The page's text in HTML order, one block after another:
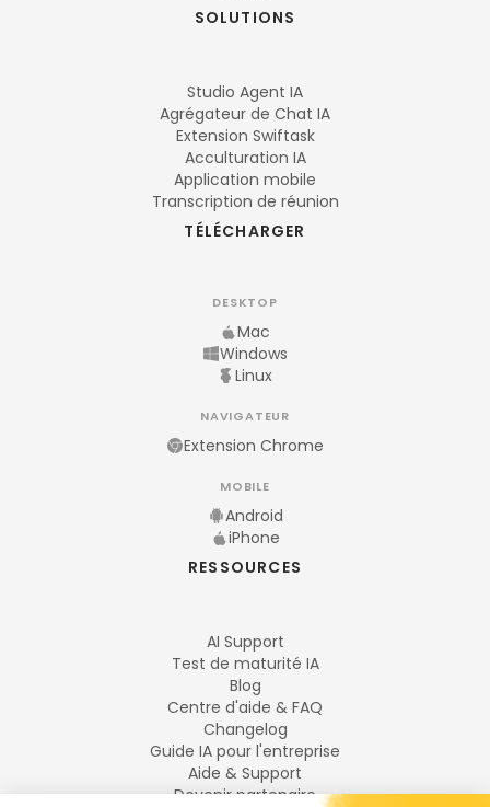
SOLUTIONS
Studio Agent IA
Agrégateur de Chat IA
Extension Swiftask
Acculturation IA
Application mobile
Transcription de réunion
TÉLÉCHARGER
DESKTOP
Mac
Windows
Linux
NAVIGATEUR
Extension Chrome
MOBILE
Android
iPhone
RESSOURCES
AI Support
Test de maturité IA
Blog
Centre d'aide & FAQ
Changelog
Guide IA pour l'entreprise
Aide & Support
Devenir partenaire